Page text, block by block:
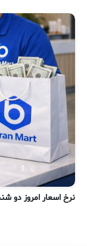
نرخ اسعار امروز دو شنبه مورخ